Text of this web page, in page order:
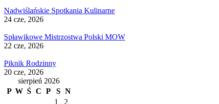
Nadwiślańskie Spotkania Kulinarne
24 cze, 2026
Spławikowe Mistrzostwa Polski MOW
22 cze, 2026
Piknik Rodzinny
20 cze, 2026
sierpień 2026
P W Ś C P S N
1
2